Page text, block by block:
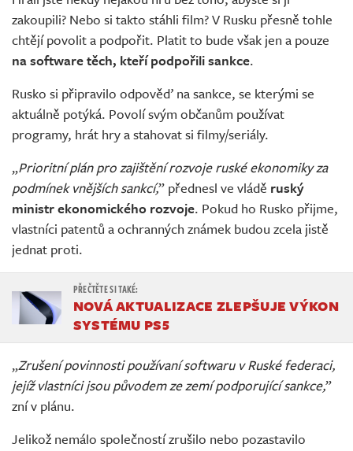
Živě
zakoupili? Nebo si takto stáhli film? V Rusku přesně tohle
chtějí povolit a podpořit. Platit to bude však jen a pouze
na software těch, kteří podpořili sankce.
Rusko si připravilo odpověď na sankce, se kterými se
aktuálně potýká. Povolí svým občanům používat
programy, hrát hry a stahovat si filmy/seriály.
„Prioritní plán pro zajištění rozvoje ruské ekonomiky za
podmínek vnějších sankcí,” přednesl ve vládě ruský
ministr ekonomického rozvoje. Pokud ho Rusko přijme,
vlastníci patentů a ochranných známek budou zcela jistě
jednat proti.
NOVÁ AKTUALIZACE ZLEPŠUJE VÝKON
SYSTÉMU PS5
„Zrušení povinnosti používaní softwaru v Ruské federaci,
jejíž vlastníci jsou původem ze zemí podporující sankce,”
zní v plánu.
Jelikož nemálo společností zrušilo nebo pozastavilo